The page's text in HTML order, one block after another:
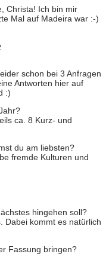
Christa! Ich bin mir
Mal auf Madeira war :-)
schon bei 3 Anfragen
Antworten hier auf
:)
ca. 8 Kurz- und
du am liebsten?
fremde Kulturen und
hingehen soll?
Dabei kommt es natürlich
Fassung bringen?